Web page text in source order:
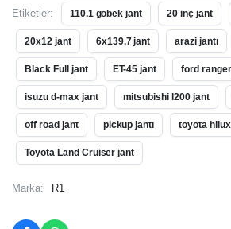
Etiketler: 110.1 göbek jant 20 inç jant
20x12 jant 6x139.7 jant arazi jantı
Black Full jant ET-45 jant ford
isuzu d-max jant mitsubishi l200 jant
off road jant pickup jantı toyota
Toyota Land Cruiser jant
Marka: R1